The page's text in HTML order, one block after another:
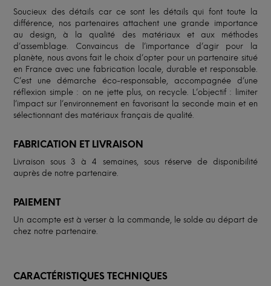
Soucieux des détails car ce sont les détails qui font toute la
différence, nos partenaires attachent une grande importance
au design, à la qualité des matériaux et aux méthodes
d’assemblage. Convaincus de l’importance d’agir pour la
planète, nous avons fait le choix d’opter pour un partenaire situé
en France avec une fabrication locale, durable et responsable.
C’est une démarche éco-responsable, accompagnée d’une
réflexion simple : on ne jette plus, on recycle. L’objectif : limiter
l’impact sur l’environnement en favorisant la seconde main et en
sélectionnant des matériaux français de qualité.
FABRICATION ET LIVRAISON
Livraison sous 3 à 4 semaines, sous réserve de disponibilité
auprès de notre partenaire.
PAIEMENT
Un acompte est à verser à la commande, le solde au départ de
chez notre partenaire.
CARACTÉRISTIQUES TECHNIQUES